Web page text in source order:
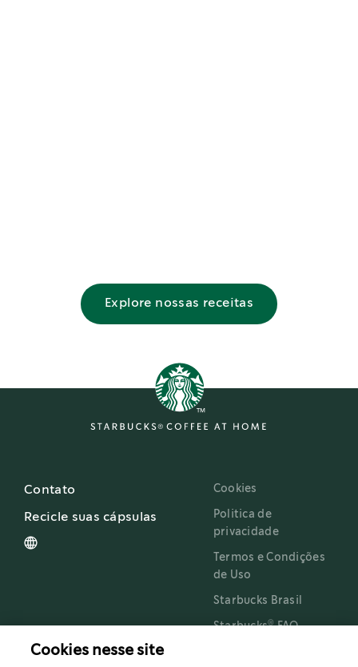
Explore nossas receitas
Contato
Recicle suas cápsulas
Cookies
Politica de
privacidade
Termos e Condições
de Uso
Starbucks Brasil
Starbucks®FAQ
Cookies nesse site